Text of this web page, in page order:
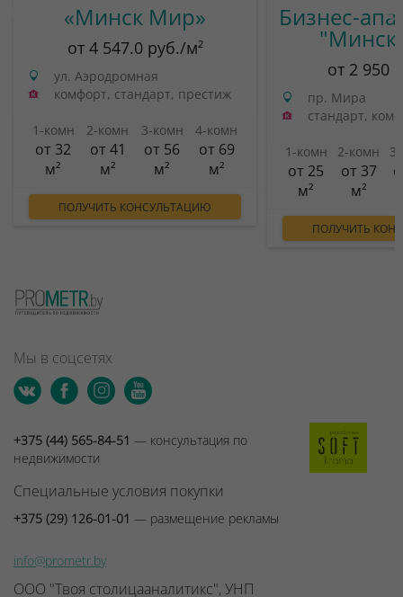
«Минск Мир»
от 4 547.0 руб./м²
ул. Аэродромная
комфорт, стандарт, престиж
1-комн
от 32
м²
2-комн
от 41
м²
3-комн
от 56
м²
4-комн
от 69
м²
ПОЛУЧИТЬ КОНСУЛЬТАЦИЮ
Бизнес-
от 2 950
пр. Мира
стандарт,
1-комн
от 25
м²
2-комн
от 37
м²
ПОЛУЧИТЬ
Мы в соцсетях
+375 (44) 565-84-51 — консультация по
недвижимости
Специальные условия покупки
+375 (29) 126-01-01 — размещение рекламы
info@prometr.by
ООО "Твоя столицааналитикс", УНП